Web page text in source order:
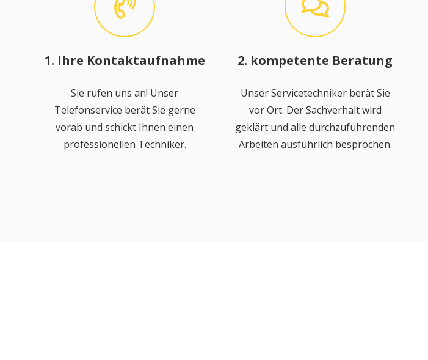
1. Ihre Kontaktaufnahme
Sie rufen uns an! Unser
Telefonservice berät Sie gerne
vorab und schickt Ihnen einen
professionellen Techniker.
2. kompetente Beratung
Unser Servicetechniker berät Sie
vor Ort. Der Sachverhalt wird
geklärt und alle durchzuführenden
Arbeiten ausführlich besprochen.